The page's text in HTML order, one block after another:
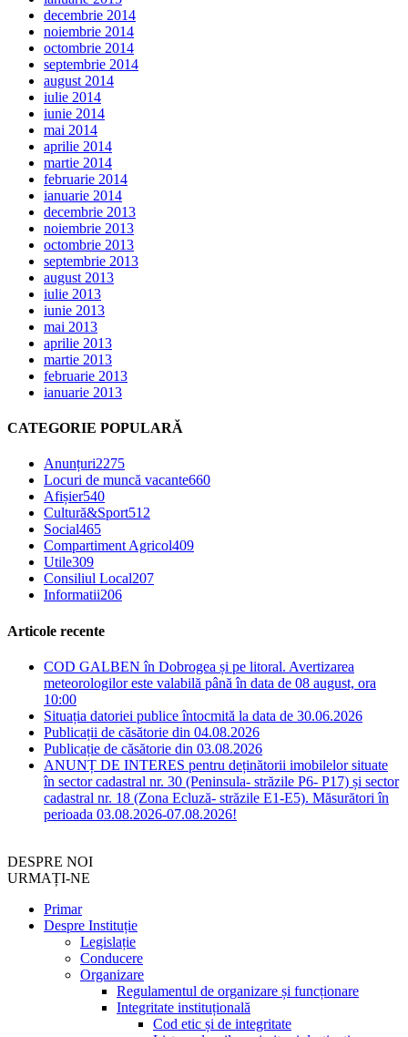
decembrie 2014
noiembrie 2014
octombrie 2014
septembrie 2014
august 2014
iulie 2014
iunie 2014
mai 2014
aprilie 2014
martie 2014
februarie 2014
ianuarie 2014
decembrie 2013
noiembrie 2013
octombrie 2013
septembrie 2013
august 2013
iulie 2013
iunie 2013
mai 2013
aprilie 2013
martie 2013
februarie 2013
ianuarie 2013
CATEGORIE POPULARĂ
Anunțuri2275
Locuri de muncă vacante660
Afișier540
Cultură&Sport512
Social465
Compartiment Agricol409
Utile309
Consiliul Local207
Informatii206
Articole recente
COD GALBEN în Dobrogea și pe litoral. Avertizarea
meteorologilor este valabilă până în data de 08 august, ora
10:00
Situația datoriei publice întocmită la data de 30.06.2026
Publicații de căsătorie din 04.08.2026
Publicație de căsătorie din 03.08.2026
ANUNȚ DE INTERES pentru deținătorii imobilelor situate
în sector cadastral nr. 30 (Peninsula- străzile P6- P17) și sector
cadastral nr. 18 (Zona Ecluză- străzile E1-E5). Măsurători în
perioada 03.08.2026-07.08.2026!
DESPRE NOI
URMAȚI-NE
Primar
Despre Instituție
Legislație
Conducere
Organizare
Regulamentul de organizare și funcționare
Integritate instituțională
Cod etic și de integritate